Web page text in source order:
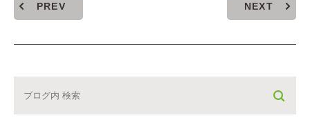
PREV NEXT